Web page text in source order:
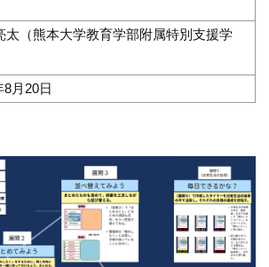
太（熊本大学教育学部附属特別支援学
8月20日